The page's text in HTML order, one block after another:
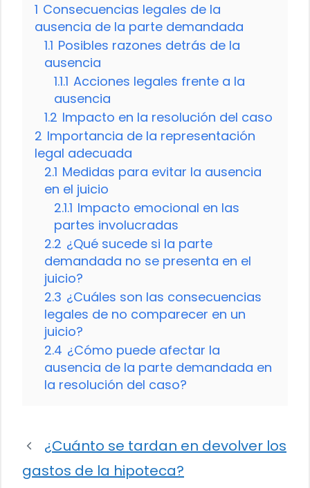
1 Consecuencias legales de la
ausencia de la parte demandada
1.1 Posibles razones detrás de la
ausencia
1.1.1 Acciones legales frente a la
ausencia
1.2 Impacto en la resolución del caso
2 Importancia de la representación
legal adecuada
2.1 Medidas para evitar la ausencia
en el juicio
2.1.1 Impacto emocional en las
partes involucradas
2.2 ¿Qué sucede si la parte
demandada no se presenta en el
juicio?
2.3 ¿Cuáles son las consecuencias
legales de no comparecer en un
juicio?
2.4 ¿Cómo puede afectar la
ausencia de la parte demandada en
la resolución del caso?
¿Cuánto se tardan en devolver los
gastos de la hipoteca?